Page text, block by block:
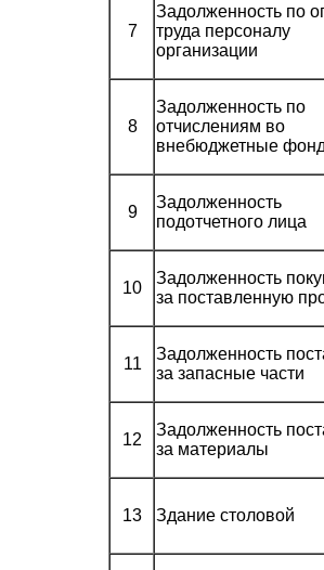
7
Задолженность по
труда персоналу
организации
8
Задолженность по
отчислениям во
внебюджетные
9
Задолженность
подотчетного лица
10
Задолженность
за поставленную
11
Задолженность
за запасные части
12
Задолженность
за материалы
13 Здание столовой